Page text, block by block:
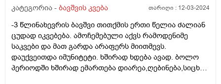
და არც სხვა რამ.მერე მე მოვიძიე და ვნახე Behavioral
ემთხვევა.
კატეგორია - ბავშვის კვება თარიღი : 12-03-2024
-3 წლინახევრის ბავშვი თითქმის ერთი წელია ძალიან
ცუდად იკვებება. ამოჩემებული აქვს რამოდენიმე
საკვები და მათ გარდა არაფერს მიითმევს.
დაუქვეითდა იმუნიტეტი. ხშირად ხდება ავად. ბოლო
პერიოდში ხშირად ემართება დიარეა,ღებინება,სიცხე.